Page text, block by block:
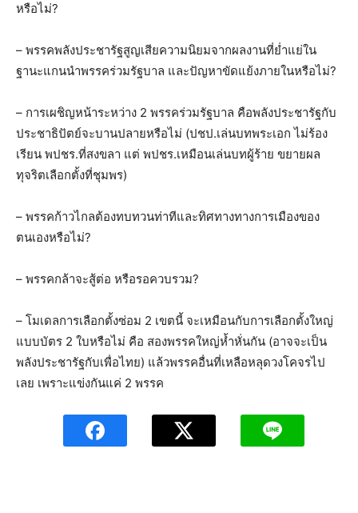
หรือไม่?
– พรรคพลังประชารัฐสูญเสียความนิยมจากผลงานที่ย่ำแย่ใน
ฐานะแกนนำพรรคร่วมรัฐบาล และปัญหาขัดแย้งภายในหรือไม่?
– การเผชิญหน้าระหว่าง 2 พรรคร่วมรัฐบาล คือพลังประชารัฐกับ
ประชาธิปัตย์จะบานปลายหรือไม่ (ปชป.เล่นบทพระเอก ไม่ร้อง
เรียน พปชร.ที่สงขลา แต่ พปชร.เหมือนเล่นบทผู้ร้าย ขยายผล
ทุจริตเลือกตั้งที่ชุมพร)
– พรรคก้าวไกลต้องทบทวนท่าทีและทิศทางทางการเมืองของ
ตนเองหรือไม่?
– พรรคกล้าจะสู้ต่อ หรือรอควบรวม?
– โมเดลการเลือกตั้งซ่อม 2 เขตนี้ จะเหมือนกับการเลือกตั้งใหญ่
แบบบัตร 2 ใบหรือไม่ คือ สองพรรคใหญ่ห้ำหั่นกัน (อาจจะเป็น
พลังประชารัฐกับเพื่อไทย) แล้วพรรคอื่นที่เหลือหลุดวงโคจรไป
เลย เพราะแข่งกันแค่ 2 พรรค